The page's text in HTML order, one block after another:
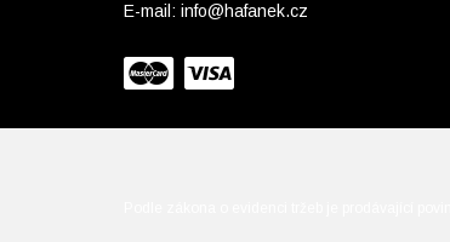
E-mail: info@hafanek.cz
Podle zákona o evidenci tržeb je prodávající